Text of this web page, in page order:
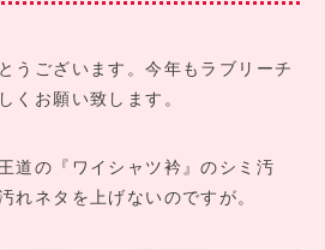
うございます。今年もラブリーチ
くお願い致します。
道の『ワイシャツ衿』のシミ汚
れネタを上げないのですが。